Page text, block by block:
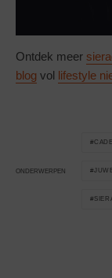
Ontdek meer
blog vol lifestyle
ONDERWERPEN